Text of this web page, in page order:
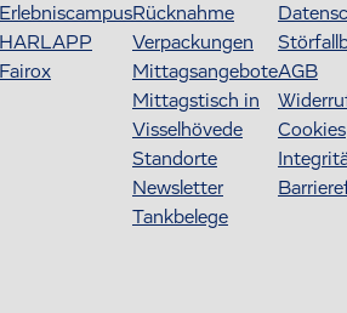
Erlebniscampus
HARLAPP
Fairox
Rücknahme
Verpackungen
Mittagsangebote
Mittagstisch in
Visselhövede
Standorte
Newsletter
Tankbelege
AGB
Cookies